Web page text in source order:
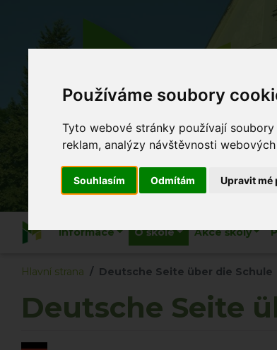
Používáme soubory
Tyto webové stránky používají
reklam, analýzy návštěvnosti
Souhlasím Odmítám Upravit mé
Informace O škole Akce školy
Hlavní strana Deutsche Seite über die Schule
Deutsche Seite